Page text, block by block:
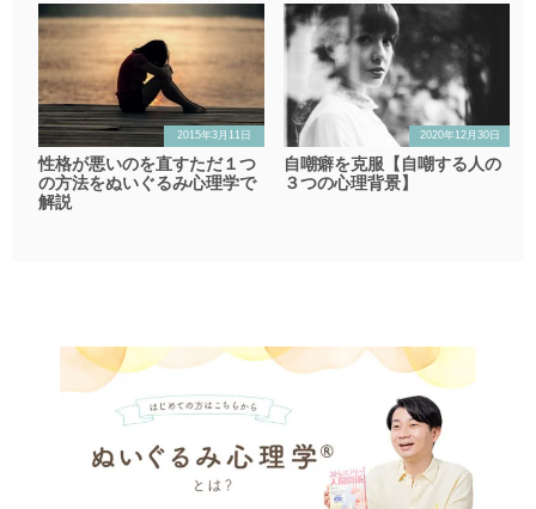
2015年3月11日
性格が悪いのを直すただ１つ
の方法をぬいぐるみ心理学で
解説
2020年12月30日
自嘲癖を克服【自嘲する人の
３つの心理背景】